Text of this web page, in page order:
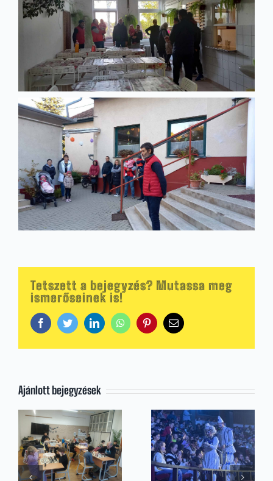
Tetszett a bejegyzés? Mutassa meg
ismerőseinek is!
FacebookTwitterLinkedInWhatsAppPinterestEmail:
Ajánlott bejegyzések